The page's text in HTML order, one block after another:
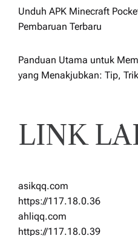
Unduh APK Minecraft
Pembaruan Terbaru
Panduan Utama untuk
yang Menakjubkan: Tip,
LINK
asikqq.com
https://117.18.0.36
ahliqq.com
https://117.18.0.39